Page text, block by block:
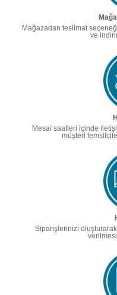
Mağazadan teslimat
ve
Mesai saatleri içinde
müşteri
Siparişlerinizi